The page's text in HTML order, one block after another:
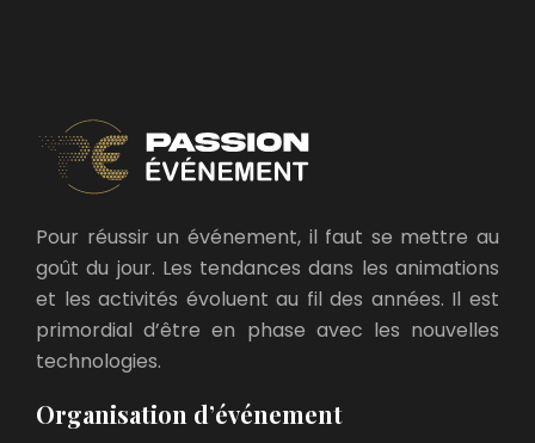
Pour réussir un événement, il faut se mettre au
goût du jour. Les tendances dans les animations
et les activités évoluent au fil des années. Il est
primordial d’être en phase avec les nouvelles
technologies.
Organisation d’événement